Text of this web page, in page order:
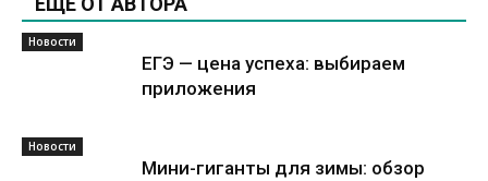
Новости
ЕГЭ — цена успеха: выбираем
приложения
Новости
Мини-гиганты для зимы: обзор